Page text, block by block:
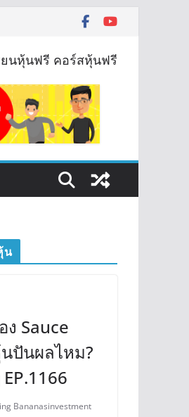
นหุ้นฟรี คอร์สหุ้นฟรี
น
Sauce
ปันผลไหม?
Bananasinvestment